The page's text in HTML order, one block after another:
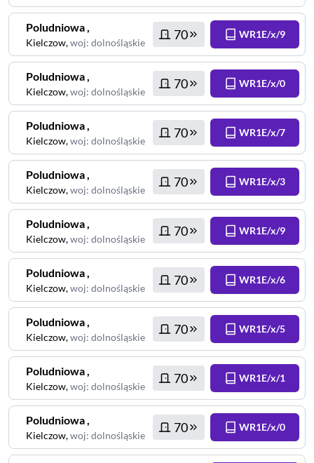
Poludniowa,
Kielczow,woj: dolnośląskie
70 WR1E/x/9
Poludniowa,
Kielczow,woj: dolnośląskie
70 WR1E/x/0
Poludniowa,
Kielczow,woj: dolnośląskie
70 WR1E/x/7
Poludniowa,
Kielczow,woj: dolnośląskie
70 WR1E/x/3
Poludniowa,
Kielczow,woj: dolnośląskie
70 WR1E/x/9
Poludniowa,
Kielczow,woj: dolnośląskie
70 WR1E/x/6
Poludniowa,
Kielczow,woj: dolnośląskie
70 WR1E/x/5
Poludniowa,
Kielczow,woj: dolnośląskie
70 WR1E/x/1
Poludniowa,
Kielczow,woj: dolnośląskie
70 WR1E/x/0